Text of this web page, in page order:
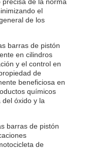
el
de los
barras de pistón
en cilindros
y el control en
de
beneficiosa en
químicos
óxido y la
barras de pistón
de